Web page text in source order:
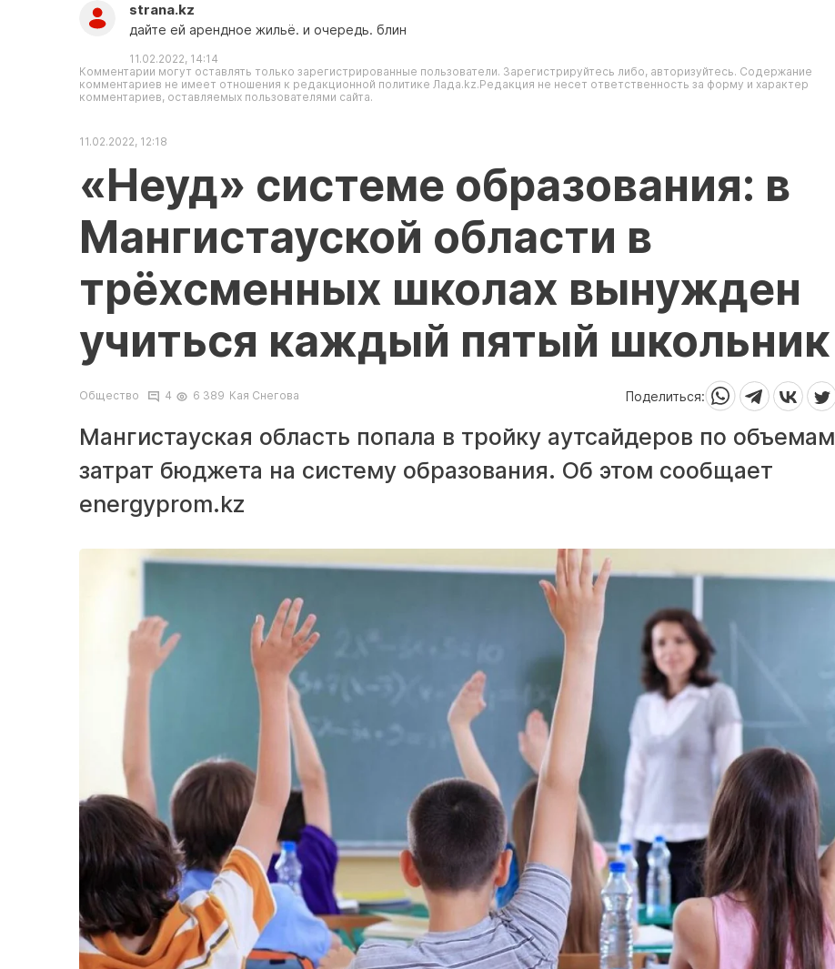
strana.kz
дайте ей арендное жильё. и очередь. блин
11.02.2022, 14:14
Комментарии могут оставлять только зарегистрированные пользователи. Зарегистрируйтесь либо, авторизуйтесь. Содержание
комментариев не имеет отношения к редакционной политике Лада.kz.Редакция не несет ответственность за форму и характер
комментариев, оставляемых пользователями сайта.
11.02.2022, 12:18
«Неуд» системе образования: в
Мангистауской области в
трёхсменных школах вынужден
учиться каждый пятый школьник
Общество 4 6 389 Кая Снегова Поделиться:
Мангистауская область попала в тройку аутсайдеров по объемам
затрат бюджета на систему образования. Об этом сообщает
energyprom.kz